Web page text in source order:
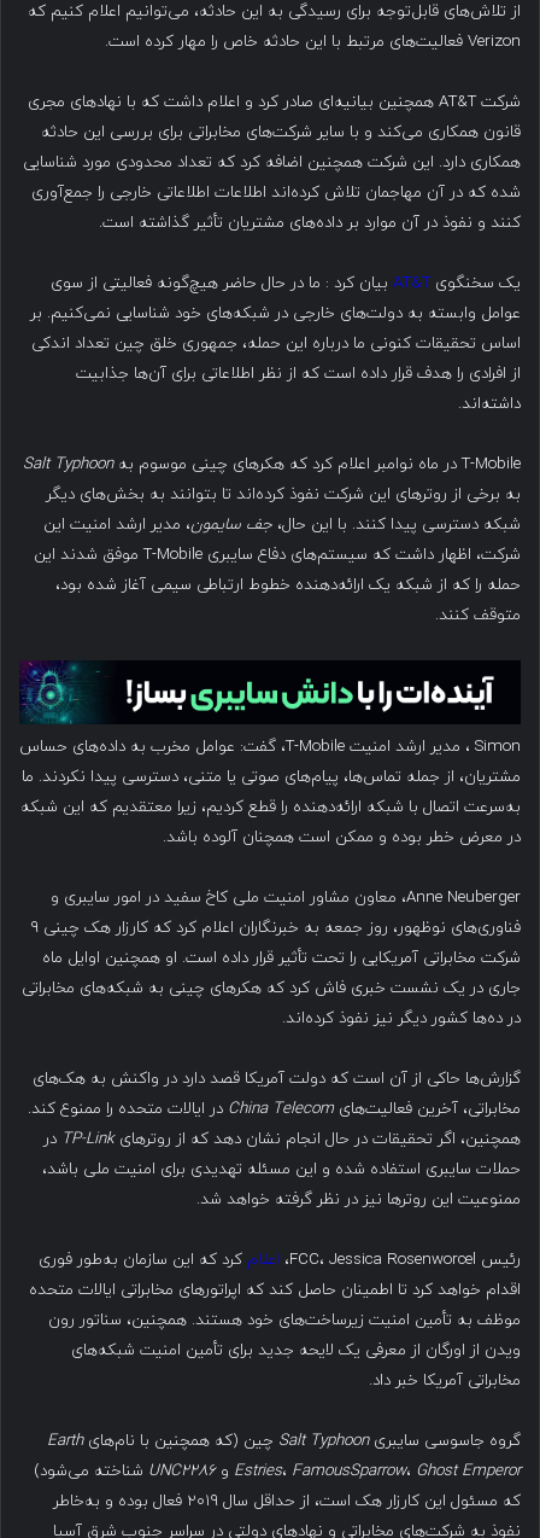
از تلاش‌های قابل‌توجه برای رسیدگی به این حادثه، می‌توانیم اعلام کنیم که
Verizon فعالیت‌های مرتبط با این حادثه خاص را مهار کرده است.
شرکت AT&T همچنین بیانیه‌ای صادر کرد و اعلام داشت که با نهادهای مجری
قانون همکاری می‌کند و با سایر شرکت‌های مخابراتی برای بررسی این حادثه
همکاری دارد. این شرکت همچنین اضافه کرد که تعداد محدودی مورد شناسایی
شده که در آن مهاجمان تلاش کرده‌اند اطلاعات اطلاعاتی خارجی را جمع‌آوری
کنند و نفوذ در آن موارد بر داده‌های مشتریان تأثیر گذاشته است.
یک سخنگوی AT&T بیان کرد : ما در حال حاضر هیچ‌گونه فعالیتی از سوی
عوامل وابسته به دولت‌های خارجی در شبکه‌های خود شناسایی نمی‌کنیم. بر
اساس تحقیقات کنونی ما درباره این حمله، جمهوری خلق چین تعداد اندکی
از افرادی را هدف قرار داده است که از نظر اطلاعاتی برای آن‌ها جذابیت
داشته‌اند.
T-Mobile در ماه نوامبر اعلام کرد که هکرهای چینی موسوم به
Salt Typhoon
به برخی از روترهای این شرکت نفوذ کرده‌اند تا بتوانند به بخش‌های دیگر
شبکه دسترسی پیدا کنند. با این حال، جف سایمون، مدیر ارشد امنیت این
شرکت، اظهار داشت که سیستم‌های دفاع سایبری T-Mobile موفق شدند این
حمله را که از شبکه یک ارائه‌دهنده خطوط ارتباطی سیمی آغاز شده بود،
متوقف کنند.
Simon ، مدیر ارشد امنیت T-Mobile، گفت: عوامل مخرب به داده‌های حساس
مشتریان، از جمله تماس‌ها، پیام‌های صوتی یا متنی، دسترسی پیدا نکردند. ما
به‌سرعت اتصال با شبکه ارائه‌دهنده را قطع کردیم، زیرا معتقدیم که این شبکه
در معرض خطر بوده و ممکن است همچنان آلوده باشد.
Anne Neuberger، معاون مشاور امنیت ملی کاخ سفید در امور سایبری و
فناوری‌های نوظهور، روز جمعه به خبرنگاران اعلام کرد که کارزار هک چینی ۹
شرکت مخابراتی آمریکایی را تحت تأثیر قرار داده است. او همچنین اوایل ماه
جاری در یک نشست خبری فاش کرد که هکرهای چینی به شبکه‌های مخابراتی
در ده‌ها کشور دیگر نیز نفوذ کرده‌اند.
گزارش‌ها حاکی از آن است که دولت آمریکا قصد دارد در واکنش به هک‌های
مخابراتی، آخرین فعالیت‌های China Telecom در ایالات متحده را ممنوع کند.
همچنین، اگر تحقیقات در حال انجام نشان دهد که از روترهایTP-Link در
حملات سایبری استفاده شده و این مسئله تهدیدی برای امنیت ملی باشد،
ممنوعیت این روترها نیز در نظر گرفته خواهد شد.
رئیس FCC، Jessica Rosenworcel، اعلام کرد که این سازمان به‌طور فوری
اقدام خواهد کرد تا اطمینان حاصل کند که اپراتورهای مخابراتی ایالات متحده
موظف به تأمین امنیت زیرساخت‌های خود هستند. همچنین، سناتور رون
ویدن از اورگان از معرفی یک لایحه جدید برای تأمین امنیت شبکه‌های
مخابراتی آمریکا خبر داد.
گروه جاسوسی سایبریSalt Typhoon چین (که همچنین با نام‌هایEarth
Estries، FamousSparrow، Ghost Emperor وUNC2286 شناخته می‌شود)
که مسئول این کارزار هک است، از حداقل سال ۲۰۱۹ فعال بوده و به‌خاطر
نفوذ به شرکت‌های مخابراتی و نهادهای دولتی در سراسر جنوب شرق آسیا